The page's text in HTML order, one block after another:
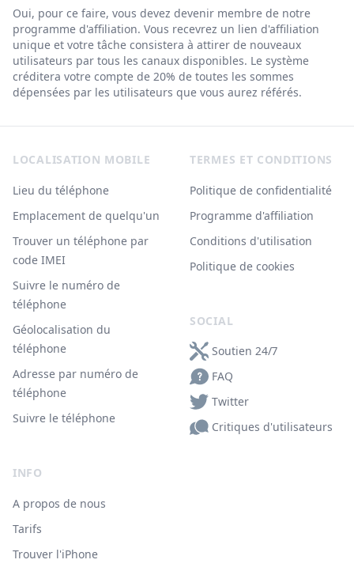
Oui, pour ce faire, vous devez devenir membre de notre
programme d'affiliation. Vous recevrez un lien d'affiliation
unique et votre tâche consistera à attirer de nouveaux
utilisateurs par tous les canaux disponibles. Le système
créditera votre compte de 20% de toutes les sommes
dépensées par les utilisateurs que vous aurez référés.
LOCALISATION MOBILE
Lieu du téléphone
Emplacement de quelqu'un
Trouver un téléphone par
code IMEI
Suivre le numéro de
téléphone
Géolocalisation du
téléphone
Adresse par numéro de
téléphone
Suivre le téléphone
INFO
A propos de nous
Tarifs
Trouver l'iPhone
TERMES ET CONDITIONS
Politique de confidentialité
Programme d'affiliation
Conditions d'utilisation
Politique de cookies
SOCIAL
Soutien 24/7
FAQ
Twitter
Critiques d'utilisateurs